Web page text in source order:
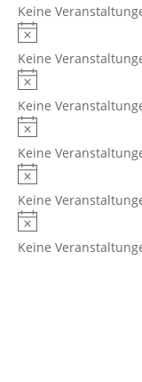
Keine
Hinweis
Keine
Hinweis
Keine
Hinweis
Keine
Hinweis
Keine
Hinweis
Keine